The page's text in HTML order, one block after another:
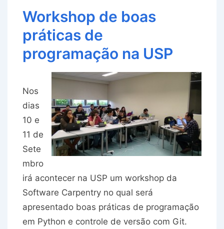
Workshop de boas
práticas de
programação na USP
Nos
dias
10 e
11 de
Sete
mbro
irá acontecer na USP um workshop da
Software Carpentry no qual será
apresentado boas práticas de programação
em Python e controle de versão com Git.